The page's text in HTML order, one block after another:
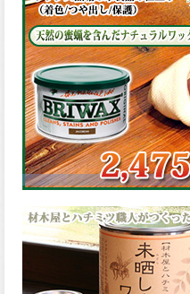
の表面効果により優れた低汚
染性を発揮、エスケープレミ
アム無機ルーフが新しく販売
開始致しました。ご購入はこ
ちらから。
2026.03.09
ハケ塗りでの伸びが良く作業
性と仕上がりに優れた合成樹
脂調合ペイント、SDホルスF4
が新しく販売開始致しまし
た。ご購入はこちらから。
2026.03.06
ファインウレタンの使いやす
さで、低汚染形。塗料用シン
ナーで希釈できる、使いやす
さを追求したウレタン樹脂エ